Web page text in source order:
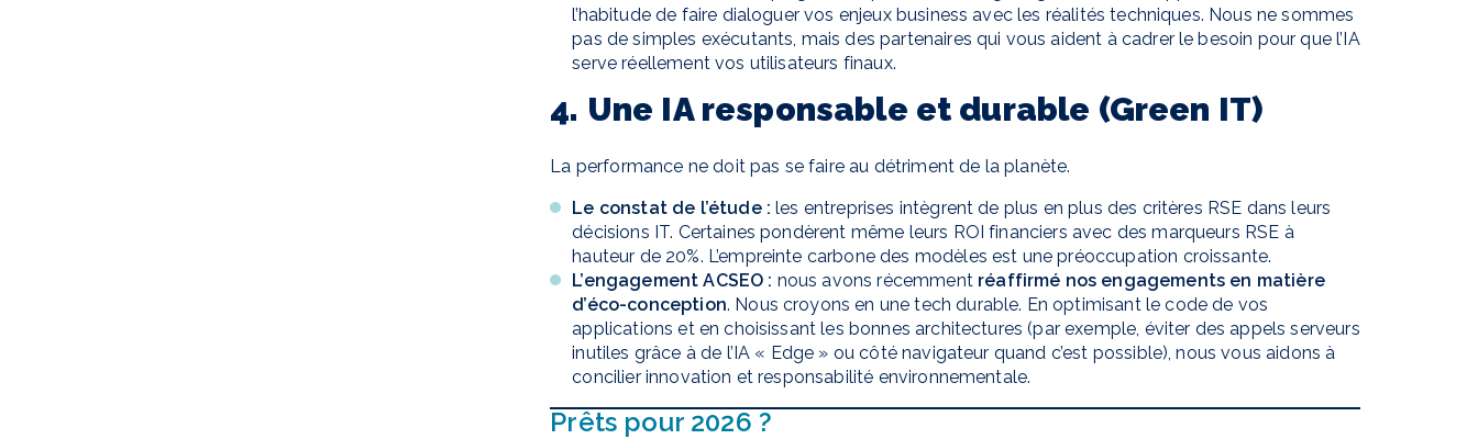
l’habitude de faire dialoguer vos enjeux business avec les réalités techniques. Nous ne sommes
pas de simples exécutants, mais des partenaires qui vous aident à cadrer le besoin pour que l’IA
serve réellement vos utilisateurs finaux.
4. Une IA responsable et durable (Green IT)
La performance ne doit pas se faire au détriment de la planète.
Le constat de l’étude : les entreprises intègrent de plus en plus des critères RSE dans leurs
décisions IT. Certaines pondèrent même leurs ROI financiers avec des marqueurs RSE à
hauteur de 20%. L’empreinte carbone des modèles est une préoccupation croissante.
L’engagement ACSEO : nous avons récemment réaffirmé nos engagements en matière
d’éco-conception. Nous croyons en une tech durable. En optimisant le code de vos
applications et en choisissant les bonnes architectures (par exemple, éviter des appels serveurs
inutiles grâce à de l’IA « Edge » ou côté navigateur quand c’est possible), nous vous aidons à
concilier innovation et responsabilité environnementale.
Prêts pour 2026 ?